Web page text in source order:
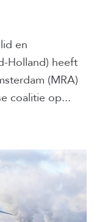
en
Holland) heeft
(MRA)
coalitie op...